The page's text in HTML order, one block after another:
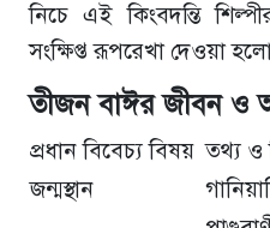
নিচে এই কিংবদন্তি
সংক্ষিপ্ত রূপরেখা দেওয়া
তীজন বাঈর জীবন ও
প্রধান বিবেচ্য বিষয় তথ্য ও
জন্মস্থান